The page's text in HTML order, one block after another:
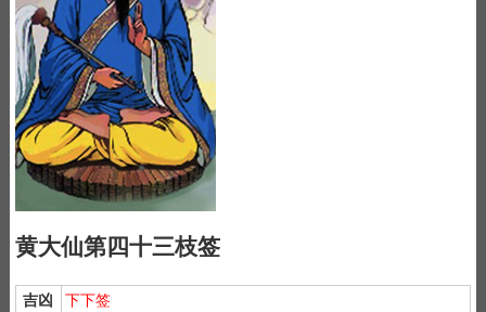
黄大仙第四十三枝签
吉凶
下下签